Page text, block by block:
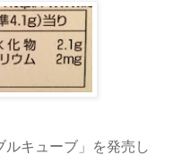
キューブ」を発売し